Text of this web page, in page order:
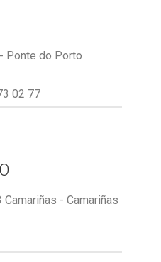
Ponte do Porto
02 77
- Camariñas